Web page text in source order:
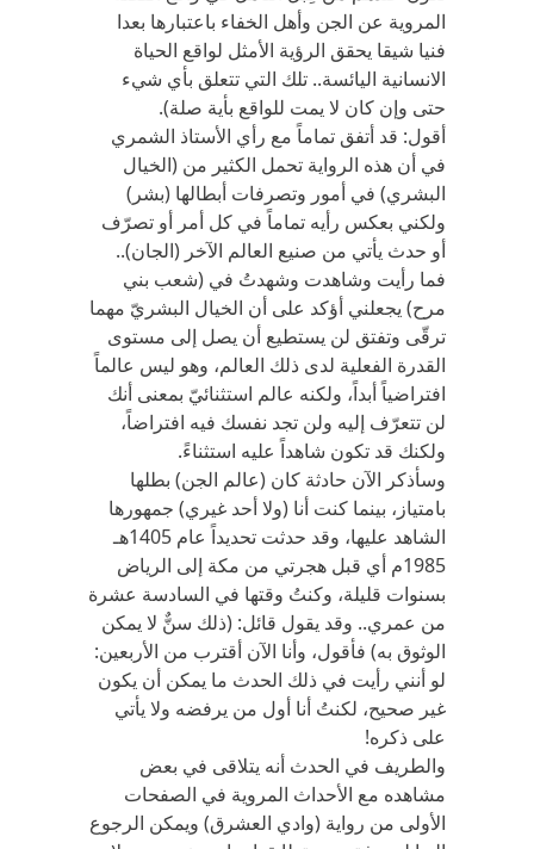
المروية عن الجن وأهل الخفاء باعتبارها بعدا
فنيا شيقا يحقق الرؤية الأمثل لواقع الحياة
الانسانية اليائسة.. تلك التي تتعلق بأي شيء
حتى وإن كان لا يمت للواقع بأية صلة).
أقول: قد أتفق تماماً مع رأي الأستاذ الشمري
في أن هذه الرواية تحمل الكثير من (الخيال
البشري) في أمور وتصرفات أبطالها (بشر)
ولكني بعكس رأيه تماماً في كل أمر أو تصرّف
أو حدث يأتي من صنيع العالم الآخر (الجان)..
فما رأيت وشاهدت وشهدتُ في (شعب بني
مرح) يجعلني أؤكد على أن الخيال البشريّ مهما
ترقّى وتفتق لن يستطيع أن يصل إلى مستوى
القدرة الفعلية لدى ذلك العالم، وهو ليس عالماً
افتراضياً أبداً، ولكنه عالم استثنائيّ بمعنى أنك
لن تتعرّف إليه ولن تجد نفسك فيه افتراضاً،
ولكنك قد تكون شاهداً عليه استثناءً.
وسأذكر الآن حادثة كان (عالم الجن) بطلها
بامتياز، بينما كنت أنا (ولا أحد غيري) جمهورها
الشاهد عليها، وقد حدثت تحديداً عام 1405هـ
1985م أي قبل هجرتي من مكة إلى الرياض
بسنوات قليلة، وكنتُ وقتها في السادسة عشرة
من عمري.. وقد يقول قائل: (ذلك سنٌّ لا يمكن
الوثوق به) فأقول، وأنا الآن أقترب من الأربعين:
لو أنني رأيت في ذلك الحدث ما يمكن أن يكون
غير صحيح، لكنتُ أنا أول من يرفضه ولا يأتي
على ذكره!
والطريف في الحدث أنه يتلاقى في بعض
مشاهده مع الأحداث المروية في الصفحات
الأولى من رواية (وادي العشرق) ويمكن الرجوع